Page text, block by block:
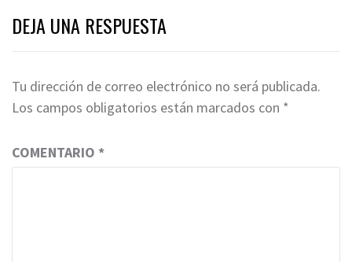
DEJA UNA RESPUESTA
Tu dirección de correo electrónico no será publicada.
Los campos obligatorios están marcados con *
COMENTARIO *